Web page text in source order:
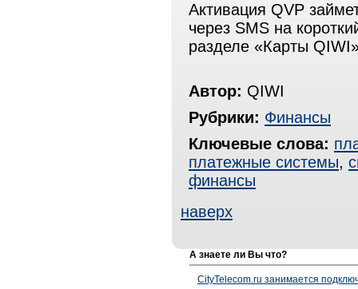
Активация QVP
через SMS на
разделе «Карты
Автор: QIWI
Рубрики: Финансы
Ключевые слова:
платежные системы,
финансы
наверх
А знаете ли Вы что?
CityTelecom.ru занимается